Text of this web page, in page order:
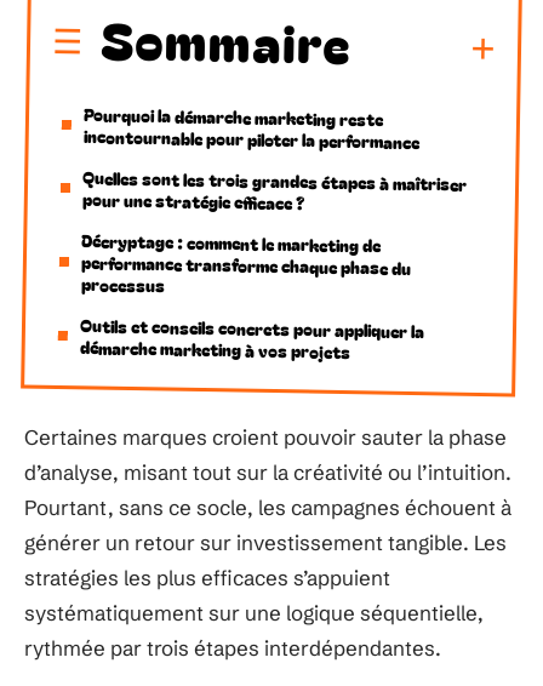
Sommaire
Pourquoi la démarche marketing reste
incontournable pour piloter la performance
Quelles sont les trois grandes étapes à maîtriser
pour une stratégie efficace ?
Décryptage : comment le marketing de
performance transforme chaque phase du
processus
Outils et conseils concrets pour appliquer la
démarche marketing à vos projets
Certaines marques croient pouvoir sauter la phase
d’analyse, misant tout sur la créativité ou l’intuition.
Pourtant, sans ce socle, les campagnes échouent à
générer un retour sur investissement tangible. Les
stratégies les plus efficaces s’appuient
systématiquement sur une logique séquentielle,
rythmée par trois étapes interdépendantes.